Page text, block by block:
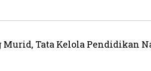
Murid, Tata Kelola Pendidikan